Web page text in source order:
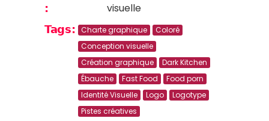
:
visuelle
Tags: Charte graphique
Coloré
Conception visuelle
Création graphique
Dark Kitchen
Ébauche
Fast Food
Food porn
Identité Visuelle
Logo
Logotype
Pistes créatives